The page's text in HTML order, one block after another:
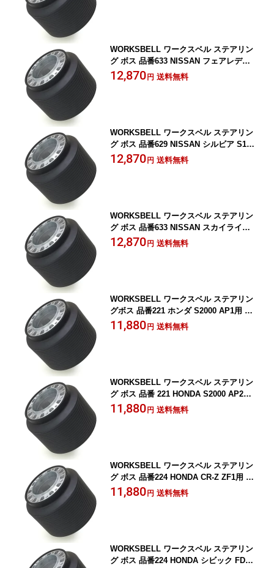
WORKSBELL ワークスベル ステアリン
グ ボス 品番633 NISSAN フェアレディ
Z Z34 用 年式20/12~ SRS
12,870 円 送料無料
WORKSBELL ワークスベル ステアリン
グ ボス 品番629 NISSAN シルビア S15
用 年式14/7~20/11 SRS
12,870 円 送料無料
WORKSBELL ワークスベル ステアリン
グ ボス 品番633 NISSAN スカイライン
GT-R R35用 年式19/12~ SRS
12,870 円 送料無料
WORKSBELL ワークスベル ステアリン
グボス 品番221 ホンダ S2000 AP1用 年
式11/4~ SRS
11,880 円 送料無料
WORKSBELL ワークスベル ステアリン
グ ボス 品番 221 HONDA S2000 AP2用
年式17/11~ SRS
11,880 円 送料無料
WORKSBELL ワークスベル ステアリン
グ ボス 品番224 HONDA CR-Z ZF1用 年
式22/2~ SRS
11,880 円 送料無料
WORKSBELL ワークスベル ステアリン
グ ボス 品番224 HONDA シビック FD2